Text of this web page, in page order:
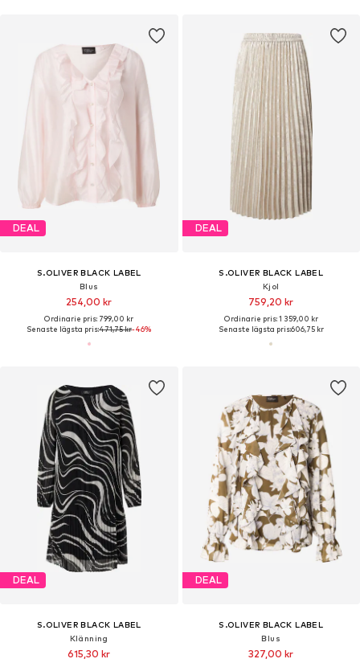
DEAL
S.OLIVER BLACK LABEL
Blus
254,00 kr
Ordinarie pris: 799,00 kr
Senaste lägsta pris:471,75 kr-46%
DEAL
S.OLIVER BLACK LABEL
Kjol
759,20 kr
Ordinarie pris: 1 359,00 kr
Senaste lägsta pris:606,75 kr
DEAL
S.OLIVER BLACK LABEL
Klänning
615,30 kr
DEAL
S.OLIVER BLACK LABEL
Blus
327,00 kr